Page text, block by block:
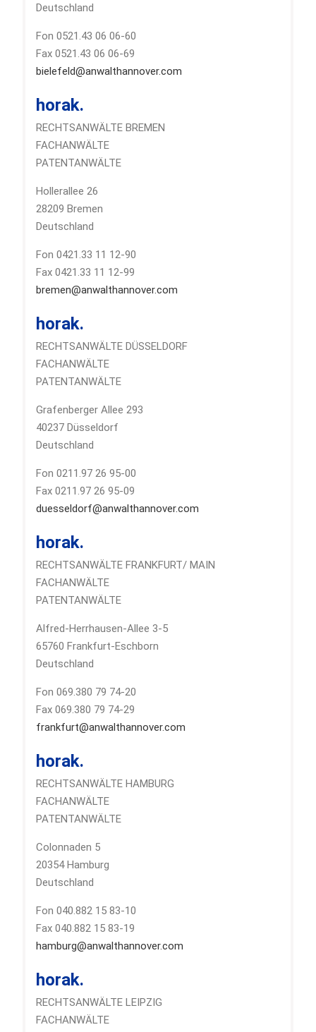
Deutschland
Fon 0521.43 06 06-60
Fax 0521.43 06 06-69
bielefeld@anwalthannover.com
horak.
RECHTSANWÄLTE BREMEN
FACHANWÄLTE
PATENTANWÄLTE
Hollerallee 26
28209 Bremen
Deutschland
Fon 0421.33 11 12-90
Fax 0421.33 11 12-99
bremen@anwalthannover.com
horak.
RECHTSANWÄLTE DÜSSELDORF
FACHANWÄLTE
PATENTANWÄLTE
Grafenberger Allee 293
40237 Düsseldorf
Deutschland
Fon 0211.97 26 95-00
Fax 0211.97 26 95-09
duesseldorf@anwalthannover.com
horak.
RECHTSANWÄLTE FRANKFURT/ MAIN
FACHANWÄLTE
PATENTANWÄLTE
Alfred-Herrhausen-Allee 3-5
65760 Frankfurt-Eschborn
Deutschland
Fon 069.380 79 74-20
Fax 069.380 79 74-29
frankfurt@anwalthannover.com
horak.
RECHTSANWÄLTE HAMBURG
FACHANWÄLTE
PATENTANWÄLTE
Colonnaden 5
20354 Hamburg
Deutschland
Fon 040.882 15 83-10
Fax 040.882 15 83-19
hamburg@anwalthannover.com
horak.
RECHTSANWÄLTE LEIPZIG
FACHANWÄLTE